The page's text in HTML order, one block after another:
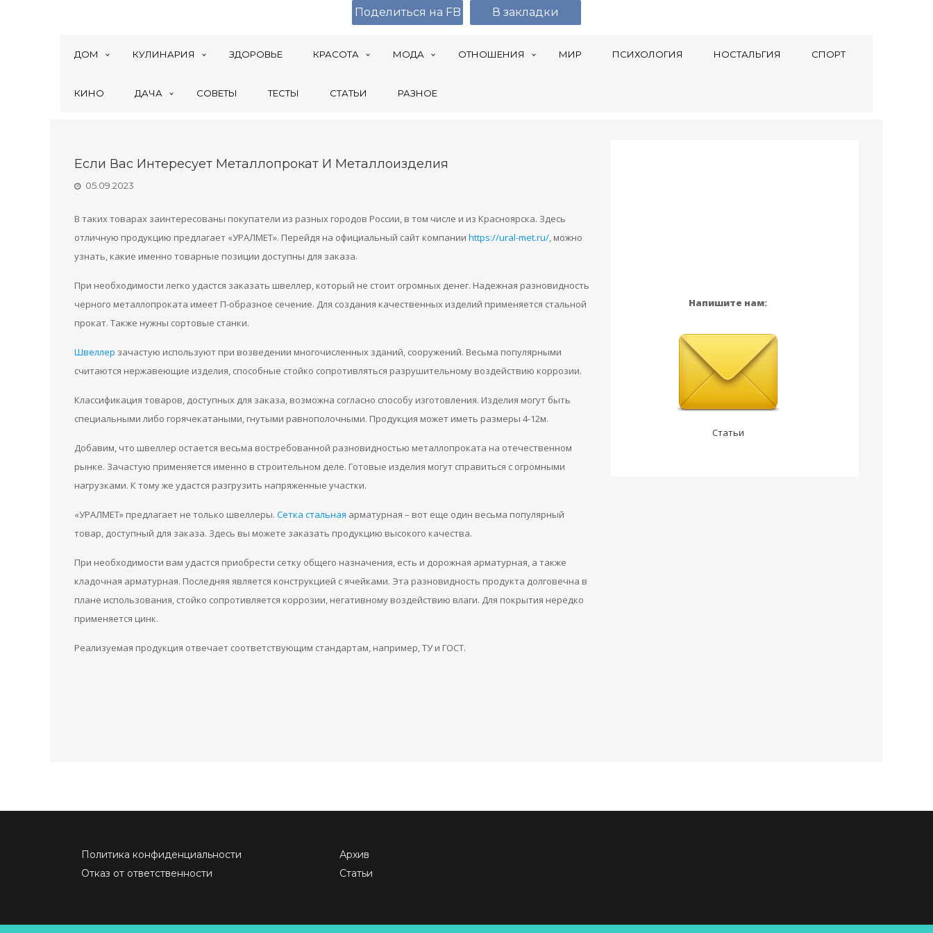
ДОМ КУЛИНАРИЯ ЗДОРОВЬЕ КРАСОТА МОДА ОТНОШЕНИЯ МИР ПСИХОЛОГИЯ НОСТАЛЬГИЯ СПОРТ
КИНО ДАЧА СОВЕТЫ ТЕСТЫ СТАТЬИ РАЗНОЕ
Если Вас Интересует Металлопрокат И Металлоизделия
05.09.2023
В таких товарах заинтересованы покупатели из разных городов России, в том числе и из Красноярска. Здесь
отличную продукцию предлагает «УРАЛМЕТ». Перейдя на официальный сайт компании https://ural-met.ru/, можно
узнать, какие именно товарные позиции доступны для заказа.
При необходимости легко удастся заказать швеллер, который не стоит огромных денег. Надежная разновидность
черного металлопроката имеет П-образное сечение. Для создания качественных изделий применяется стальной
прокат. Также нужны сортовые станки.
Швеллер зачастую используют при возведении многочисленных зданий, сооружений. Весьма популярными
считаются нержавеющие изделия, способные стойко сопротивляться разрушительному воздействию коррозии.
Классификация товаров, доступных для заказа, возможна согласно способу изготовления. Изделия могут быть
специальными либо горячекатаными, гнутыми равнополочными. Продукция может иметь размеры 4-12м.
Добавим, что швеллер остается весьма востребованной разновидностью металлопроката на отечественном
рынке. Зачастую применяется именно в строительном деле. Готовые изделия могут справиться с огромными
нагрузками. К тому же удастся разгрузить напряженные участки.
«УРАЛМЕТ» предлагает не только швеллеры. Сетка стальная арматурная – вот еще один весьма популярный
товар, доступный для заказа. Здесь вы можете заказать продукцию высокого качества.
При необходимости вам удастся приобрести сетку общего назначения, есть и дорожная арматурная, а также
кладочная арматурная. Последняя является конструкцией с ячейками. Эта разновидность продукта долговечна в
плане использования, стойко сопротивляется коррозии, негативному воздействию влаги. Для покрытия нередко
применяется цинк.
Реализуемая продукция отвечает соответствующим стандартам, например, ТУ и ГОСТ.
Напишите нам:
Статьи
Политика конфиденциальности
Отказ от ответственности
Архив
Статьи
Поделиться на FB В закладки